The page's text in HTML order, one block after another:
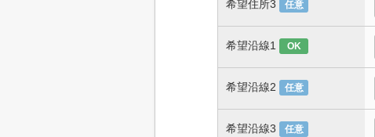
希望住所3 任意
希望沿線1 OK
希望沿線2 任意
希望沿線3 任意